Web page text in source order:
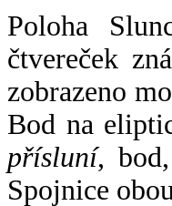
Poloha
čtvereček
zobrazeno
Bod na
přísluní,
Spojnice